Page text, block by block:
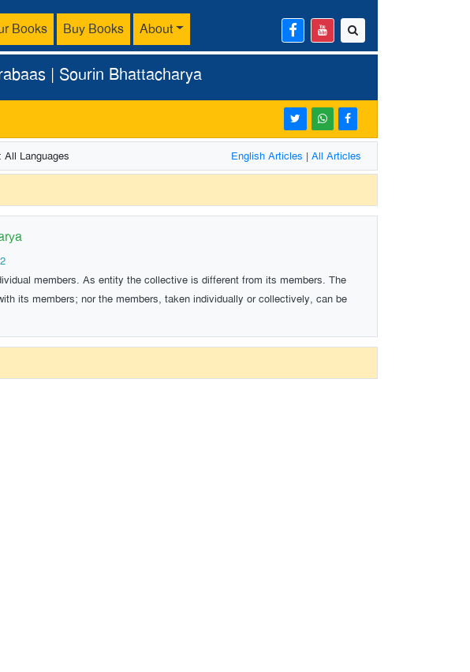
Books Buy Books About
| Sourin Bhattacharya
All Languages English Articles | All Articles
members. As entity the collective is different from its members. The
its members; nor the members, taken individually or collectively, can be